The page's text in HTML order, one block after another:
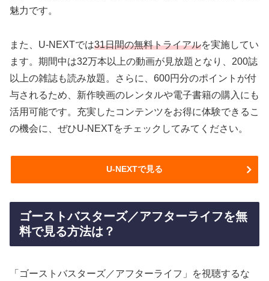
魅力です。
また、U-NEXTでは31日間の無料トライアルを実施してい
ます。期間中は32万本以上の動画が見放題となり、200誌
以上の雑誌も読み放題。さらに、600円分のポイントが付
与されるため、新作映画のレンタルや電子書籍の購入にも
活用可能です。充実したコンテンツをお得に体験できるこ
の機会に、ぜひU-NEXTをチェックしてみてください。
U-NEXTで見る
ゴーストバスターズ／アフターライフを無
料で見る方法は？
「ゴーストバスターズ／アフターライフ」を視聴するな